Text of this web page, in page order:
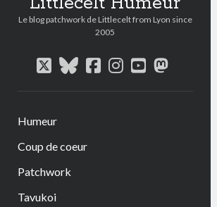
Le blog patchwork de Littlecelt from Lyon since
2005
twitterbluesky
facebook
instagram
youtube
Humeur
Coup de coeur
Patchwork
Tavukoi